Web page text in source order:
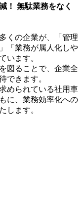
！ 無駄業務をなく
くの企業が、「管理
「業務が属人化しや
います。​
図ることで、企業全
できます。​​
められている社用車
に、業務効率化への
します。​